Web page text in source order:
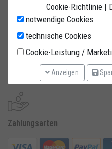
Zahlungsarten
Terms and conditions
Datenschutzerklärung
Cookie-Richtlinie |
notwendige Cookies
technische Cookies
Cookie-Leistung /
Anzeigen